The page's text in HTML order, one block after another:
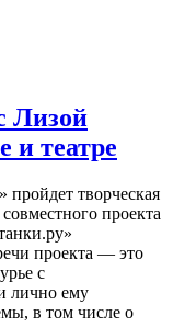
Лизой
и театре
пройдет творческая
проекта
проекта — это
с
лично ему
в том числе о